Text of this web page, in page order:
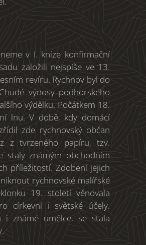
v I. knize konfirmační
založili nejspíše ve 13.
revíru. Rychnov byl do
výnosy podhorského
výdělku. Počátkem 18.
lnu. V době, kdy domácí
zde rychnovský občan
z tvrzeného papíru, tzv.
staly známým obchodním
příležitostí. Zdobení jejich
rychnovské malířské
19. století věnovala
církevní i světské účely.
i známé umělce, se stala